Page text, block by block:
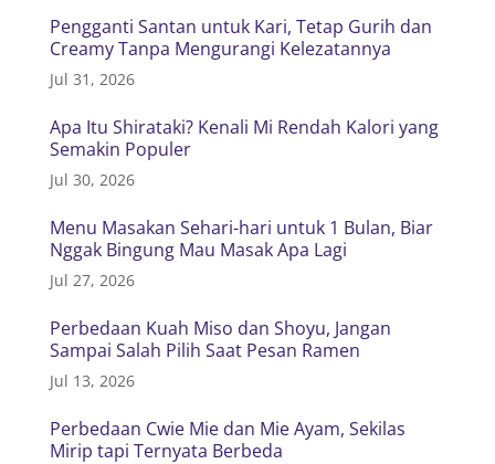
Pengganti Santan untuk Kari, Tetap Gurih dan
Creamy Tanpa Mengurangi Kelezatannya
Jul 31, 2026
Apa Itu Shirataki? Kenali Mi Rendah Kalori yang
Semakin Populer
Jul 30, 2026
Menu Masakan Sehari-hari untuk 1 Bulan, Biar
Nggak Bingung Mau Masak Apa Lagi
Jul 27, 2026
Perbedaan Kuah Miso dan Shoyu, Jangan
Sampai Salah Pilih Saat Pesan Ramen
Jul 13, 2026
Perbedaan Cwie Mie dan Mie Ayam, Sekilas
Mirip tapi Ternyata Berbeda